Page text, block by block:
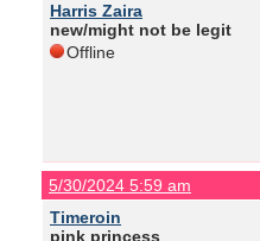
Harris Zaira
new/might not be legit
Offline
5/30/2024 5:59 am
Timeroin
pink princess